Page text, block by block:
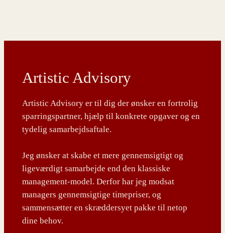
Artistic Advisory
Artistic Advisory er til dig der ønsker en fortrolig
sparringspartner, hjælp til konkrete opgaver og en
tydelig samarbejdsaftale.
Jeg ønsker at skabe et mere gennemsigtigt og
ligeværdigt samarbejde end den klassiske
management-model. Derfor har jeg modsat
managers gennemsigtige timepriser, og
sammensætter en skræddersyet pakke til netop
dine behov.